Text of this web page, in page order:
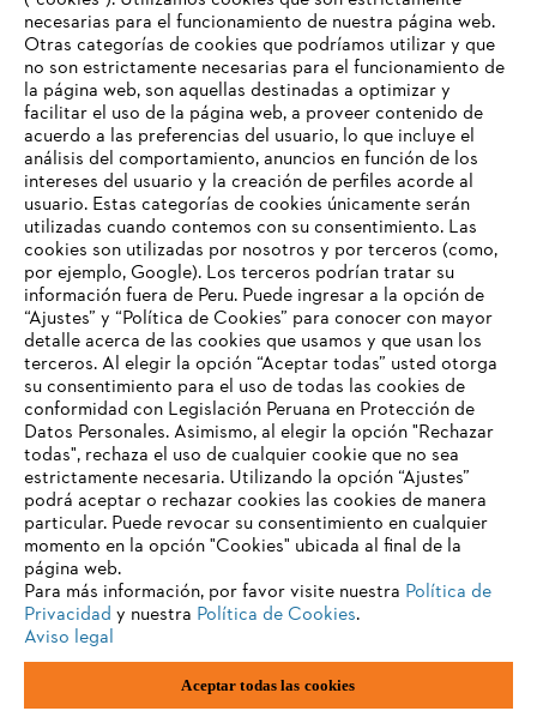
Biodiversidad en STIHL
Información para proveedores
Productos
Contacto
Carrera profesional
Sistema de denuncia de irregularidades
Política de privacidad
Información sobre cookies
necesarias para el funcionamiento de nuestra página web.
Otras categorías de cookies que podríamos utilizar y que
no son estrictamente necesarias para el funcionamiento de
la página web, son aquellas destinadas a optimizar y
facilitar el uso de la página web, a proveer contenido de
acuerdo a las preferencias del usuario, lo que incluye el
análisis del comportamiento, anuncios en función de los
intereses del usuario y la creación de perfiles acorde al
usuario. Estas categorías de cookies únicamente serán
utilizadas cuando contemos con su consentimiento. Las
cookies son utilizadas por nosotros y por terceros (como,
por ejemplo, Google). Los terceros podrían tratar su
información fuera de Peru. Puede ingresar a la opción de
“Ajustes” y “Política de Cookies” para conocer con mayor
detalle acerca de las cookies que usamos y que usan los
terceros. Al elegir la opción “Aceptar todas” usted otorga
su consentimiento para el uso de todas las cookies de
conformidad con Legislación Peruana en Protección de
Datos Personales. Asimismo, al elegir la opción "Rechazar
todas", rechaza el uso de cualquier cookie que no sea
estrictamente necesaria. Utilizando la opción “Ajustes”
podrá aceptar o rechazar cookies las cookies de manera
particular. Puede revocar su consentimiento en cualquier
momento en la opción "Cookies" ubicada al final de la
página web.
Para más información, por favor visite nuestra Política de
Privacidad y nuestra Política de Cookies.
Aviso legal
Aceptar todas las cookies